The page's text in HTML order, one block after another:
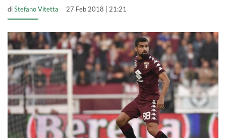
diStefano Vitetta 27 Feb 2018 | 21:21